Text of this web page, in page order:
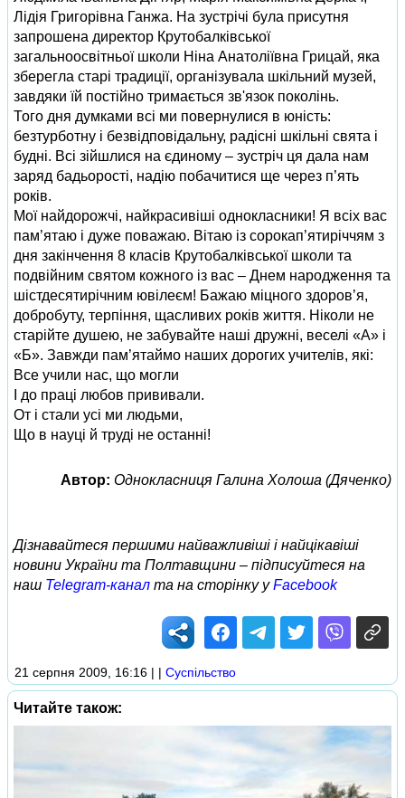
Лідія Григорівна Ганжа. На зустрічі була присутня
запрошена директор Крутобалківської
загальноосвітньої школи Ніна Анатоліївна Грицай, яка
зберегла старі традиції, організувала шкільний музей,
завдяки їй постійно тримається зв'язок поколінь.
Того дня думками всі ми повернулися в юність:
безтурботну і безвідповідальну, радісні шкільні свята і
будні. Всі зійшлися на єдиному – зустріч ця дала нам
заряд бадьорості, надію побачитися ще через п’ять
років.
Мої найдорожчі, найкрасивіші однокласники! Я всіх вас
пам’ятаю і дуже поважаю. Вітаю із сорокап’ятиріччям з
дня закінчення 8 класів Крутобалківської школи та
подвійним святом кожного із вас – Днем народження та
шістдесятирічним ювілеєм! Бажаю міцного здоров’я,
добробуту, терпіння, щасливих років життя. Ніколи не
старійте душею, не забувайте наші дружні, веселі «А» і
«Б». Завжди пам’ятаймо наших дорогих учителів, які:
Все учили нас, що могли
І до праці любов прививали.
От і стали усі ми людьми,
Що в науці й труді не останні!
Автор: Однокласниця Галина Холоша (Дяченко)
Дізнавайтеся першими найважливіші і найцікавіші
новини України та Полтавщини – підписуйтеся на
наш Telegram-канал та на сторінку уFacebook
21 серпня 2009, 16:16 | | Суспільство
Читайте також: